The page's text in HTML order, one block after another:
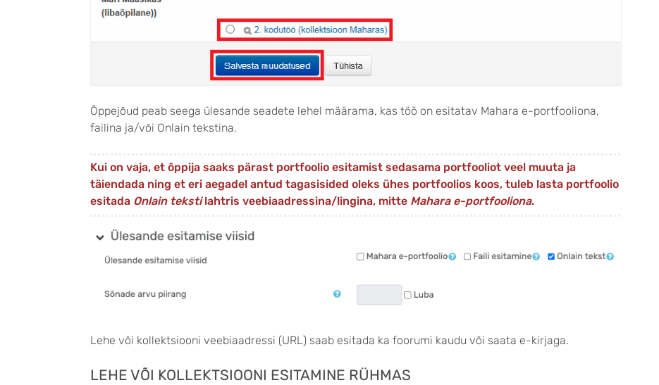
Õppejõud peab seega ülesande seadete lehel määrama, kas töö on esitatav Mahara e-portfooliona,
failina ja/või Onlain tekstina.
Kui on vaja, et õppija saaks pärast portfoolio esitamist sedasama portfooliot veel muuta ja
täiendada ning et eri aegadel antud tagasisided oleks ühes portfoolios koos, tuleb lasta portfoolio
esitada Onlain tekstilahtris veebiaadressina/lingina, mitte Mahara e-portfooliona.
Lehe või kollektsiooni veebiaadressi (URL) saab esitada ka foorumi kaudu või saata e-kirjaga.
LEHE VÕI KOLLEKTSIOONI ESITAMINE RÜHMAS